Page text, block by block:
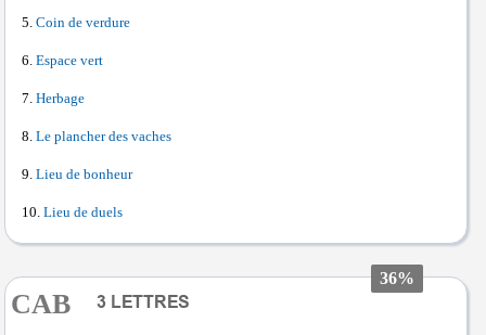
Coin de verdure
Espace vert
Herbage
Le plancher des vaches
Lieu de bonheur
Lieu de duels
36%
CAB